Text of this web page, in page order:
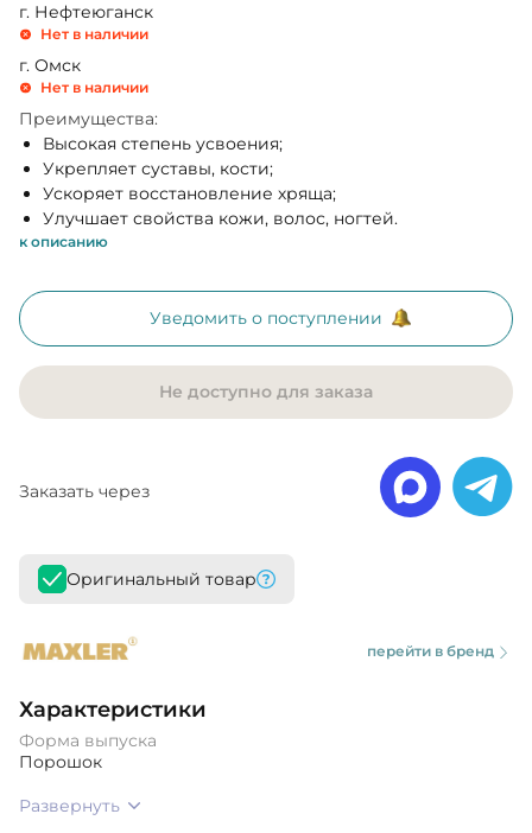
г. Нефтеюганск
Нет в наличии
г. Омск
Нет в наличии
Преимущества:
Высокая степень усвоения;
Укрепляет суставы, кости;
Ускоряет восстановление хряща;
Улучшает свойства кожи, волос, ногтей.
к описанию
Уведомить о поступлении
Не доступно для заказа
Заказать через
Оригинальный товар
перейти в бренд
Характеристики
Форма выпуска
Порошок
Развернуть